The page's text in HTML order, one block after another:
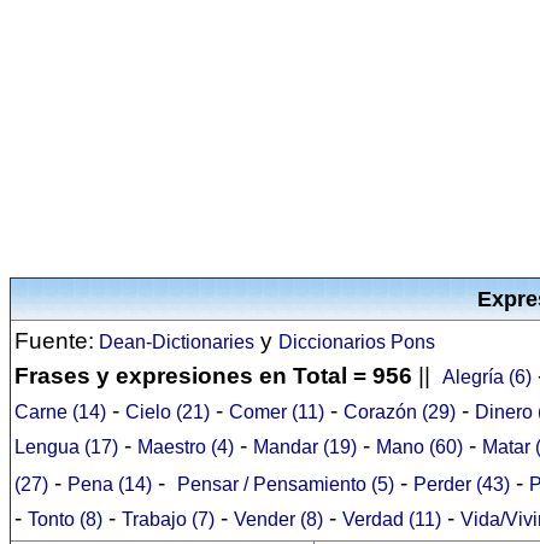
Fuente: Dean-Dictionaries y Diccionarios Pons
Frases y expresiones en Total = 956 Alegría (6)
Carne (14) - Cielo (21) - Comer (11) - Corazón (29) - Dinero
Lengua (17) - Maestro (4) - Mandar (19) - Mano (60) - Matar
(27) - Pena (14) - Pensar / Pensamiento (5) - Perder (43) -
- Tonto (8) - Trabajo (7) - Vender (8) - Verdad (11) - Vida/